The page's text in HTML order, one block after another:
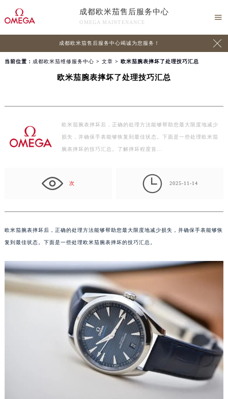
成都欧米茄售后服务中心
OMEGA MAINTENANCE

成都欧米茄售后服务中心竭诚为您服务！ 
当前位置： 成都欧米茄维修服务中心 > 文章 > 欧米茄腕表摔坏了处理技巧汇总
欧米茄腕表摔坏了处理技巧汇总
欧米茄腕表摔坏后，正确的处理方法能够帮助您最大限度地减少
损失，并确保手表能够恢复到最佳状态。下面是一些处理欧米茄
腕表摔坏的技巧汇总。了解摔坏程度首…
次  2025-11-14
欧米茄腕表摔坏后，正确的处理方法能够帮助您最大限度地减少损失，并确保手表能够恢
复到最佳状态。下面是一些处理欧米茄腕表摔坏的技巧汇总。